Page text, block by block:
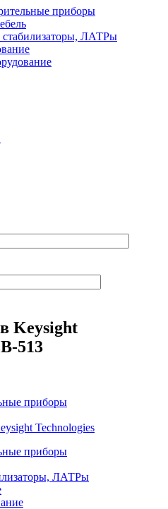
приборы
стабилизаторы, ЛАТРы
Keysight
513
приборы
Technologies
приборы
ЛАТРы